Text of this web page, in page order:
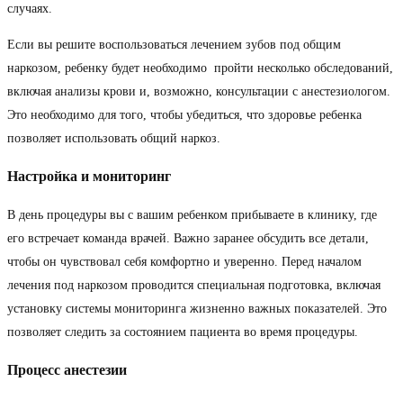
случаях.
Если вы решите воспользоваться лечением зубов под общим
наркозом, ребенку будет необходимо пройти несколько обследований,
включая анализы крови и, возможно, консультации с анестезиологом.
Это необходимо для того, чтобы убедиться, что здоровье ребенка
позволяет использовать общий наркоз.
Настройка и мониторинг
В день процедуры вы с вашим ребенком прибываете в клинику, где
его встречает команда врачей. Важно заранее обсудить все детали,
чтобы он чувствовал себя комфортно и уверенно. Перед началом
лечения под наркозом проводится специальная подготовка, включая
установку системы мониторинга жизненно важных показателей. Это
позволяет следить за состоянием пациента во время процедуры.
Процесс анестезии